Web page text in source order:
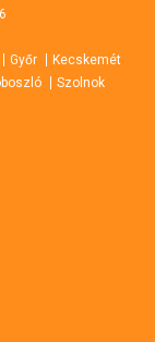
Győr
Kecskemét
Szolnok